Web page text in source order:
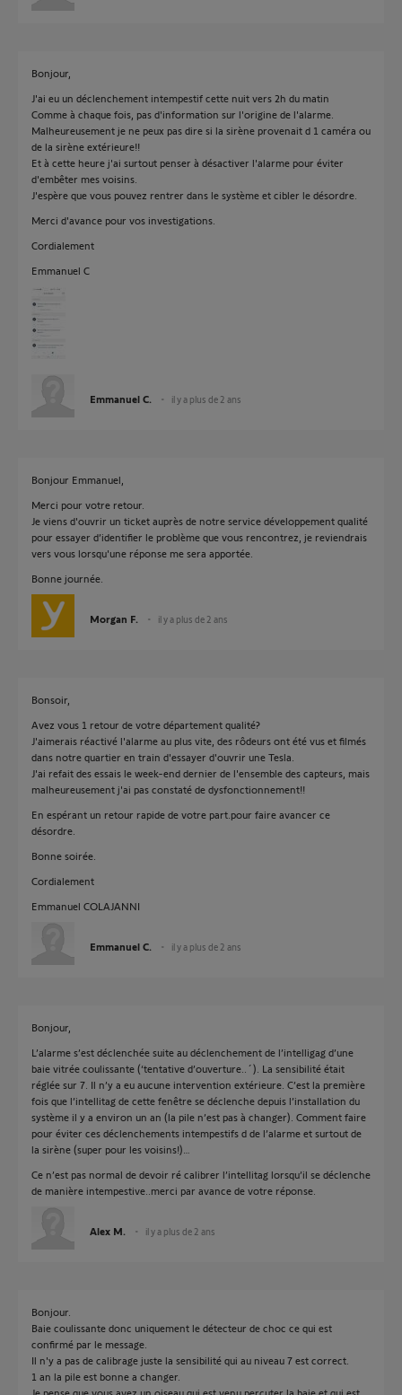
Bonjour,
J'ai eu un déclenchement intempestif cette nuit vers 2h du matin
Comme à chaque fois, pas d'information sur l'origine de l'alarme.
Malheureusement je ne peux pas dire si la sirène provenait d 1 caméra ou
de la sirène extérieure!!
Et à cette heure j'ai surtout penser à désactiver l'alarme pour éviter
d'embêter mes voisins.
J'espère que vous pouvez rentrer dans le système et cibler le désordre.
Merci d'avance pour vos investigations.
Cordialement
Emmanuel C
Emmanuel C. il y a plus de 2 ans
Bonjour Emmanuel,
Merci pour votre retour.
Je viens d'ouvrir un ticket auprès de notre service développement qualité
pour essayer d’identifier le problème que vous rencontrez, je reviendrais
vers vous lorsqu'une réponse me sera apportée.
Bonne journée.
Morgan F. il y a plus de 2 ans
Bonsoir,
Avez vous 1 retour de votre département qualité?
J'aimerais réactivé l'alarme au plus vite, des rôdeurs ont été vus et filmés
dans notre quartier en train d'essayer d'ouvrir une Tesla.
J'ai refait des essais le week-end dernier de l'ensemble des capteurs, mais
malheureusement j'ai pas constaté de dysfonctionnement!!
En espérant un retour rapide de votre part.pour faire avancer ce
désordre.
Bonne soirée.
Cordialement
Emmanuel COLAJANNI
Emmanuel C. il y a plus de 2 ans
Bonjour,
L’alarme s’est déclenchée suite au déclenchement de l’intelligag d’une
baie vitrée coulissante (‘tentative d’ouverture..´). La sensibilité était
réglée sur 7. Il n’y a eu aucune intervention extérieure. C’est la première
fois que l’intellitag de cette fenêtre se déclenche depuis l’installation du
système il y a environ un an (la pile n’est pas à changer). Comment faire
pour éviter ces déclenchements intempestifs d de l’alarme et surtout de
la sirène (super pour les voisins!)…
Ce n’est pas normal de devoir ré calibrer l’intellitag lorsqu’il se déclenche
de manière intempestive..merci par avance de votre réponse.
Alex M. il y a plus de 2 ans
Bonjour.
Baie coulissante donc uniquement le détecteur de choc ce qui est
confirmé par le message.
Il n'y a pas de calibrage juste la sensibilité qui au niveau 7 est correct.
1 an la pile est bonne a changer.
Je pense que vous avez un oiseau qui est venu percuter la baie et qui est